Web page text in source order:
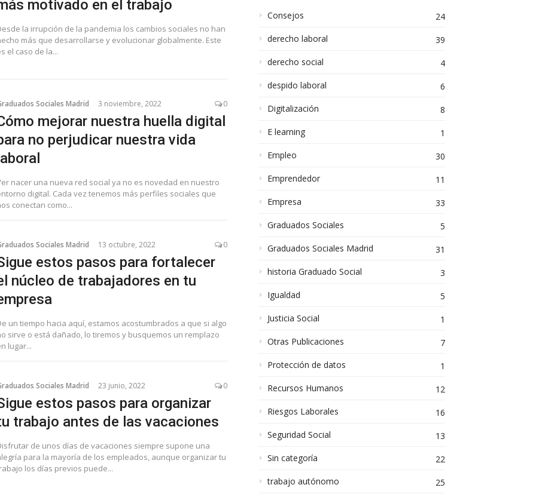
motivado en el trabajo
la irrupción de la pandemia los cambios sociales no han
más que desarrollarse y evolucionar globalmente. Este
el caso de la...
Sociales Madrid 3 noviembre, 2022 0
mejorar nuestra huella digital
no perjudicar nuestra vida
nacer una nueva red social ya no es novedad en nuestro
digital. Cada vez tenemos más perfiles sociales que
conectan como...
Sociales Madrid 13 octubre, 2022 0
estos pasos para fortalecer
núcleo de trabajadores en tu
un tiempo hacia aquí, estamos acostumbrados a que si algo
sirve o está dañado, lo tiremos y busquemos un remplazo
lugar...
Sociales Madrid 23 junio, 2022 0
estos pasos para organizar
trabajo antes de las vacaciones
de unos días de vacaciones siempre supone una
para la mayoría de los empleados, aunque organizar tu
los días previos puede...
Consejos
24
derecho laboral
39
derecho social
4
despido laboral
6
Digitalización
8
E learning
1
Empleo
30
Emprendedor
11
Empresa
33
Graduados Sociales
5
Graduados Sociales Madrid
31
historia Graduado Social
3
Igualdad
5
Justicia Social
1
Otras Publicaciones
7
Protección de datos
1
Recursos Humanos
12
Riesgos Laborales
16
Seguridad Social
13
Sin categoría
22
trabajo autónomo
25